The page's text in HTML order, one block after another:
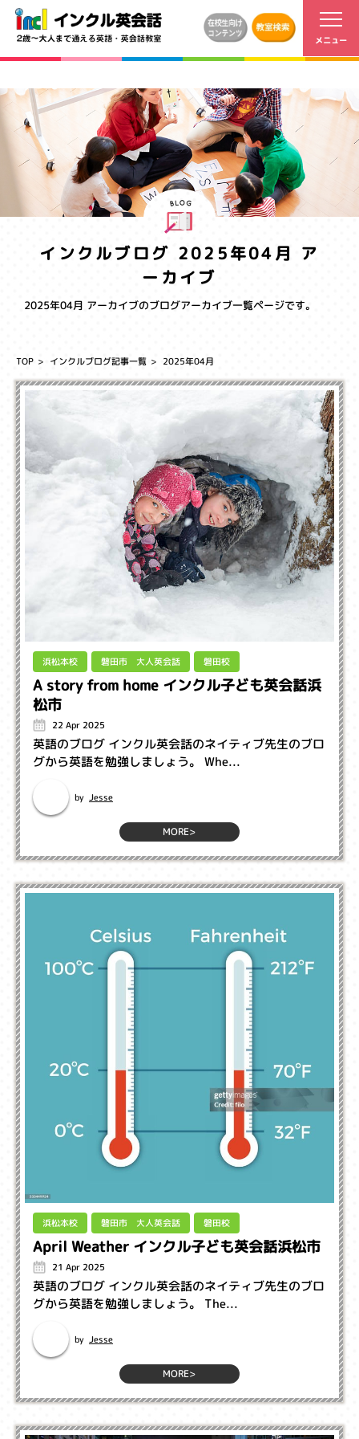
インクルブログ 2025年04月 ア
ーカイブ
2025年04月 アーカイブのブログアーカイブ一覧ページです。
TOP インクルブログ記事一覧 2025年04月
浜松本校 磐田市 大人英会話 磐田校
A story from home インクル子ども英会話浜
松市
22 Apr 2025
英語のブログ インクル英会話のネイティブ先生のブロ
グから英語を勉強しましょう。 Whe...
by Jesse
MORE>
浜松本校 磐田市 大人英会話 磐田校
April Weather インクル子ども英会話浜松市
21 Apr 2025
英語のブログ インクル英会話のネイティブ先生のブロ
グから英語を勉強しましょう。 The...
by Jesse
MORE>